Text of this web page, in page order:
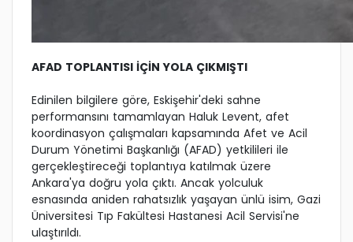
AFAD TOPLANTISI İÇİN YOLA ÇIKMIŞTI
Edinilen bilgilere göre, Eskişehir'deki sahne
performansını tamamlayan Haluk Levent, afet
koordinasyon çalışmaları kapsamında Afet ve Acil
Durum Yönetimi Başkanlığı (AFAD) yetkilileri ile
gerçekleştireceği toplantıya katılmak üzere
Ankara'ya doğru yola çıktı. Ancak yolculuk
esnasında aniden rahatsızlık yaşayan ünlü isim, Gazi
Üniversitesi Tıp Fakültesi Hastanesi Acil Servisi'ne
ulaştırıldı.